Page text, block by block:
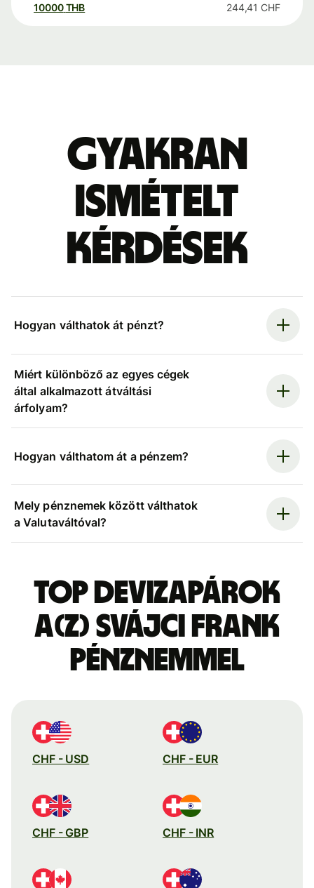
10000 THB 244,41 CHF
Gyakran
ismételt
kérdések
Hogyan válthatok át pénzt?
Miért különböző az egyes cégek
által alkalmazott átváltási
árfolyam?
Hogyan válthatom át a pénzem?
Mely pénznemek között válthatok
a Valutaváltóval?
Top devizapárok
a(z) svájci frank
pénznemmel
CHF - USD CHF - EUR
CHF - GBP CHF - INR